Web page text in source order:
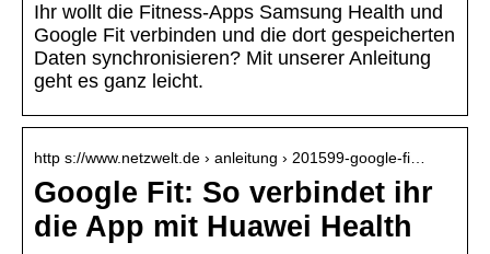
Ihr wollt die Fitness-Apps Samsung Health und
Google Fit verbinden und die dort gespeicherten
Daten synchronisieren? Mit unserer Anleitung
geht es ganz leicht.
http s://www.netzwelt.de › anleitung › 201599-google-fi…
Google Fit: So verbindet ihr
die App mit Huawei Health